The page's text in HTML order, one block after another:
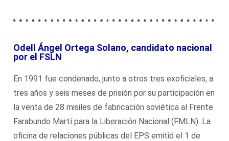
Odell Ángel Ortega Solano, candidato nacional
por el FSLN
En 1991 fue condenado, junto a otros tres exoficiales, a
tres años y seis meses de prisión por su participación en
la venta de 28 misiles de fabricación soviética al Frente
Farabundo Martí para la Liberación Nacional (FMLN). La
oficina de relaciones públicas del EPS emitió el 1 de